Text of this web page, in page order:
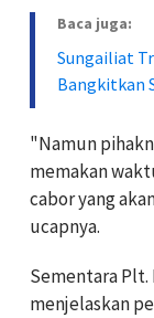
Baca juga:
Sungailiat
Bangkitkan
"Namun
memakan
cabor yang
ucapnya.
Sementara Plt.
menjelaskan